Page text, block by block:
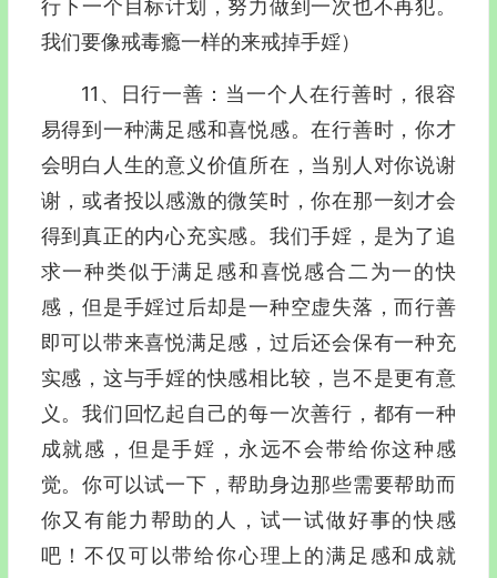
行下一个目标计划，努力做到一次也不再犯。
我们要像戒毒瘾一样的来戒掉手婬）
11、日行一善：当一个人在行善时，很容
易得到一种满足感和喜悦感。在行善时，你才
会明白人生的意义价值所在，当别人对你说谢
谢，或者投以感激的微笑时，你在那一刻才会
得到真正的内心充实感。我们手婬，是为了追
求一种类似于满足感和喜悦感合二为一的快
感，但是手婬过后却是一种空虚失落，而行善
即可以带来喜悦满足感，过后还会保有一种充
实感，这与手婬的快感相比较，岂不是更有意
义。我们回忆起自己的每一次善行，都有一种
成就感，但是手婬，永远不会带给你这种感
觉。你可以试一下，帮助身边那些需要帮助而
你又有能力帮助的人，试一试做好事的快感
吧！不仅可以带给你心理上的满足感和成就